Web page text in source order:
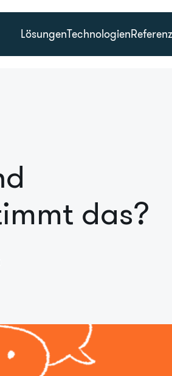
LösungenTechnologien
das?